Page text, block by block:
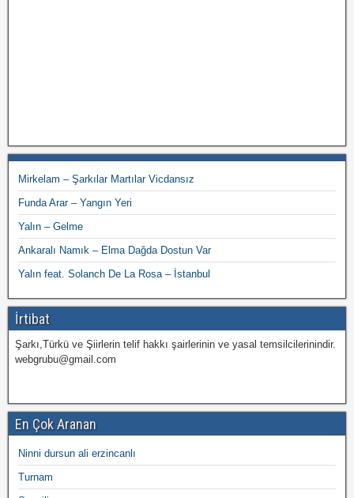
Mirkelam – Şarkılar Martılar Vicdansız
Funda Arar – Yangın Yeri
Yalın – Gelme
Ankaralı Namık – Elma Dağda Dostun Var
Yalın feat. Solanch De La Rosa – İstanbul
İrtibat
Şarkı,Türkü ve Şiirlerin telif hakkı şairlerinin ve yasal temsilcilerinindir.
webgrubu@gmail.com
En Çok Aranan
Ninni dursun ali erzincanlı
Turnam